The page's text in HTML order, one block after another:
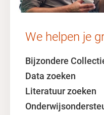
We helpen je
Bijzondere
Data zoeken
Literatuur zoeken